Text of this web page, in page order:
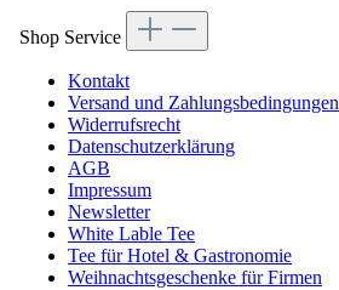
Shop Service
Kontakt
Versand und Zahlungsbedingungen
Widerrufsrecht
Datenschutzerklärung
AGB
Impressum
Newsletter
White Lable Tee
Tee für Hotel & Gastronomie
Weihnachtsgeschenke für Firmen